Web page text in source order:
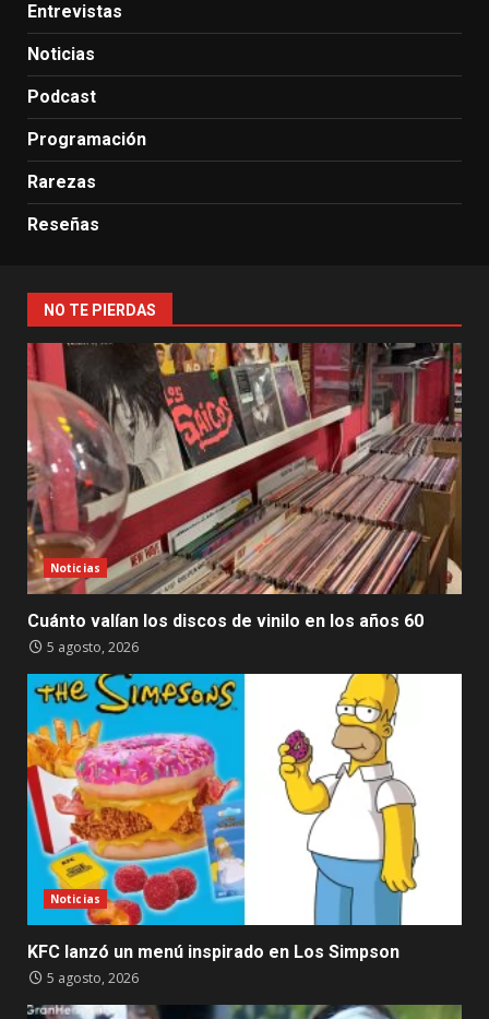
Entrevistas
Noticias
Podcast
Programación
Rarezas
Reseñas
NO TE PIERDAS
Noticias
Cuánto valían los discos de vinilo en los años 60
5 agosto, 2026
Noticias
KFC lanzó un menú inspirado en Los Simpson
5 agosto, 2026